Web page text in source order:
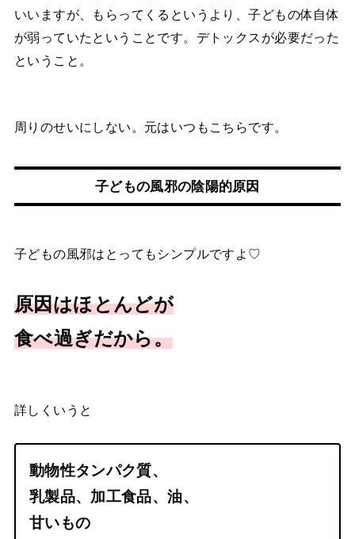
いいますが、もらってくるというより、子どもの体自体
が弱っていたということです。デトックスが必要だった
ということ。
周りのせいにしない。元はいつもこちらです。
子どもの風邪の陰陽的原因
子どもの風邪はとってもシンプルですよ♡
原因はほとんどが
食べ過ぎだから。
詳しくいうと
動物性タンパク質、
乳製品、加工食品、油、
甘いもの